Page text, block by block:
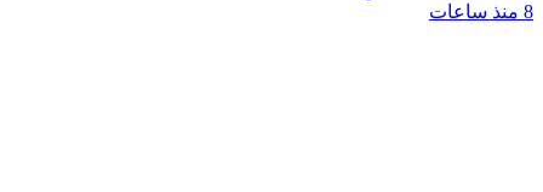
8 منذ ساعات